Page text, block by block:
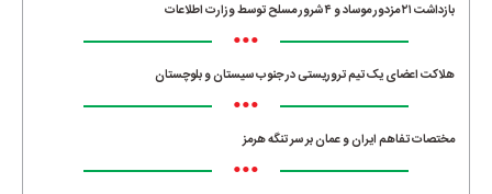
بازداشت ۲۱ مزدور موساد و ۴ شرور مسلح توسط وزارت اطلاعات
•••
هلاکت اعضای یک تیم تروریستی در جنوب سیستان و بلوچستان
•••
مختصات تفاهم ایران و عمان بر سر تنگه هرمز
•••